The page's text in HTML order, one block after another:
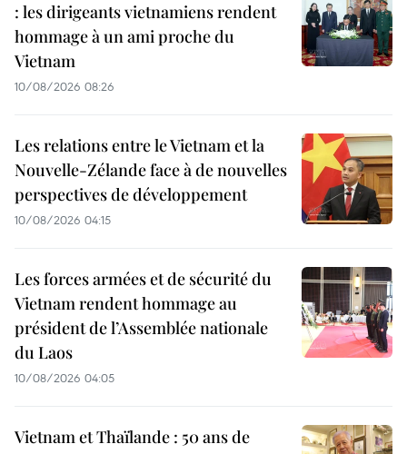
: les dirigeants vietnamiens rendent
hommage à un ami proche du
Vietnam
10/08/2026 08:26
Les relations entre le Vietnam et la
Nouvelle-Zélande face à de nouvelles
perspectives de développement
10/08/2026 04:15
Les forces armées et de sécurité du
Vietnam rendent hommage au
président de l’Assemblée nationale
du Laos
10/08/2026 04:05
Vietnam et Thaïlande : 50 ans de